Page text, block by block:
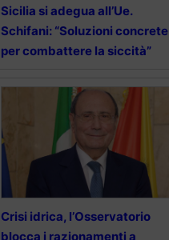
Sicilia si adegua all’Ue.
Schifani: “Soluzioni concrete
per combattere la siccità”
Crisi idrica, l’Osservatorio
blocca i razionamenti a